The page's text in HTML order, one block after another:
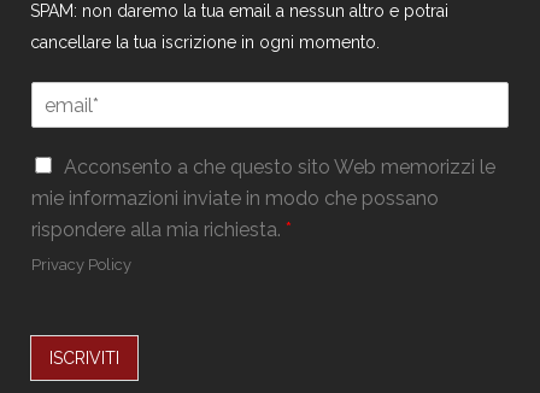
SPAM: non daremo la tua email a nessun altro e potrai
cancellare la tua iscrizione in ogni momento.
m
l
*
E
m
a
i
*
G
P
R
*
Acconsento a che questo sito Web memorizzi le
mie informazioni inviate in modo che possano
rispondere alla mia richiesta. *
Privacy Policy
ISCRIVITI